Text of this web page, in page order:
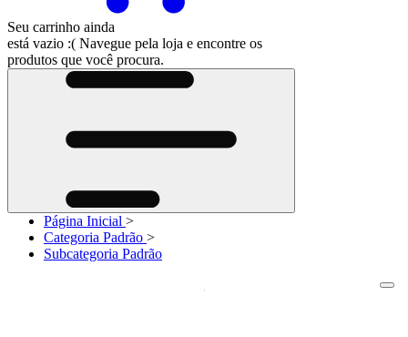
Seu carrinho ainda
está vazio :( Navegue pela loja e encontre os
produtos que você procura.
Página Inicial >
Categoria Padrão >
Subcategoria Padrão